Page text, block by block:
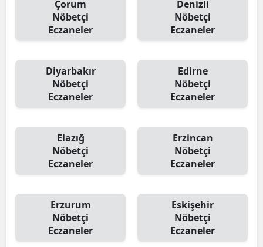
Çorum
Nöbetçi
Eczaneler
Denizli
Nöbetçi
Eczaneler
Diyarbakır
Nöbetçi
Eczaneler
Edirne
Nöbetçi
Eczaneler
Elazığ
Nöbetçi
Eczaneler
Erzincan
Nöbetçi
Eczaneler
Erzurum
Nöbetçi
Eczaneler
Eskişehir
Nöbetçi
Eczaneler